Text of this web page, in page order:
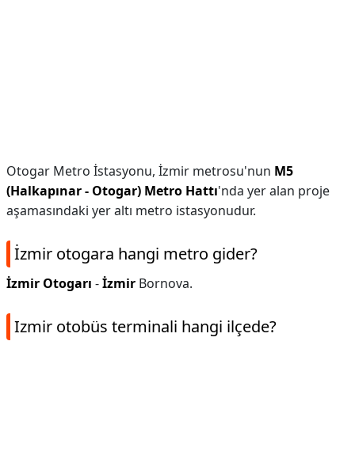
Otogar Metro İstasyonu, İzmir metrosu'nun M5
(Halkapınar - Otogar) Metro Hattı'nda yer alan proje
aşamasındaki yer altı metro istasyonudur.
İzmir otogara hangi metro gider?
İzmir Otogarı -İzmir Bornova.
Izmir otobüs terminali hangi ilçede?